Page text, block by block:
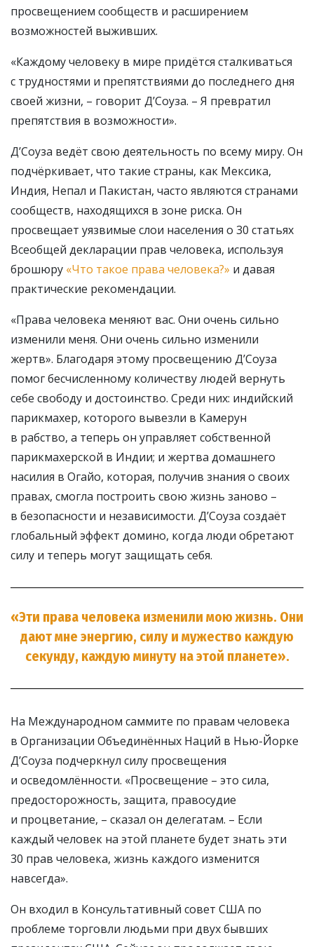
просвещением сообществ и расширением
возможностей выживших.
«Каждому человеку в мире придётся сталкиваться
с трудностями и препятствиями до последнего дня
своей жизни, – говорит Д’Соуза. – Я превратил
препятствия в возможности».
Д’Соуза ведёт свою деятельность по всему миру. Он
подчёркивает, что такие страны, как Мексика,
Индия, Непал и Пакистан, часто являются странами
сообществ, находящихся в зоне риска. Он
просвещает уязвимые слои населения о 30 статьях
Всеобщей декларации прав человека, используя
брошюру «Что такое права человека?» и давая
практические рекомендации.
«Права человека меняют вас. Они очень сильно
изменили меня. Они очень сильно изменили
жертв». Благодаря этому просвещению Д’Соуза
помог бесчисленному количеству людей вернуть
себе свободу и достоинство. Среди них: индийский
парикмахер, которого вывезли в Камерун
в рабство, а теперь он управляет собственной
парикмахерской в Индии; и жертва домашнего
насилия в Огайо, которая, получив знания о своих
правах, смогла построить свою жизнь заново –
в безопасности и независимости. Д’Соуза создаёт
глобальный эффект домино, когда люди обретают
силу и теперь могут защищать себя.
«Эти права человека изменили мою жизнь. Они
дают мне энергию, силу и мужество каждую
секунду, каждую минуту на этой планете».
На Международном саммите по правам человека
в Организации Объединённых Наций в Нью-Йорке
Д’Соуза подчеркнул силу просвещения
и осведомлённости. «Просвещение – это сила,
предосторожность, защита, правосудие
и процветание, – сказал он делегатам. – Если
каждый человек на этой планете будет знать эти
30 прав человека, жизнь каждого изменится
навсегда».
Он входил в Консультативный совет США по
проблеме торговли людьми при двух бывших